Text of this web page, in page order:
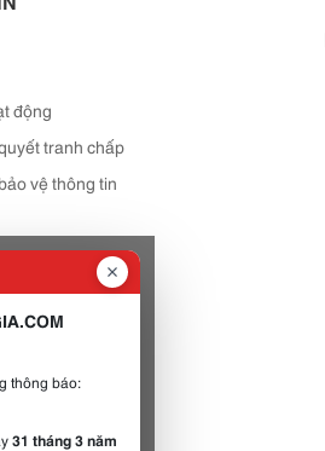
động
tranh chấp
vệ thông tin
thông báo:
31 tháng 3 năm